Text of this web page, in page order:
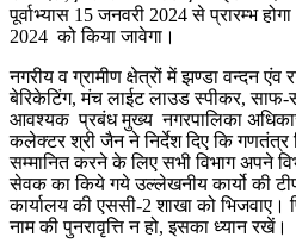
पूर्वाभ्यास 15 जनवरी 2024 से प्रारम्भ
2024 को किया जावेगा।
नगरीय व ग्रामीण क्षेत्रों में झण्डा वन्दन
बेरिकेटिंग, मंच लाईट लाउड स्‍पीकर, साफ-
आवश्यक प्रबंध मुख्य नगरपालिका अधिकारी
कलेक्‍टर श्री जैन ने निर्देश दिए कि गणतंत्र
सम्‍मानित करने के लिए सभी विभाग अपने
सेवक का किये गये उल्‍लेखनीय कार्यो की
कार्यालय की एससी-2 शाखा को भिजवाए।
नाम की पुनरावृत्ति न हो, इसका ध्‍यान रखें।